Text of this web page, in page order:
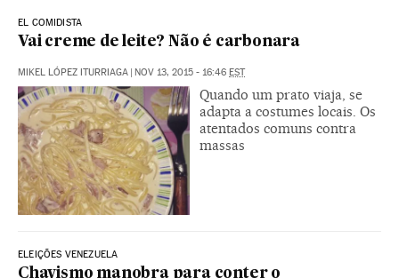
EL COMIDISTA
Vai creme de leite? Não é carbonara
MIKEL LÓPEZ ITURRIAGA | NOV 13, 2015 - 16:46 EST
Quando um prato viaja, se
adapta a costumes locais. Os
atentados comuns contra
massas
ELEIÇÕES VENEZUELA
Chavismo manobra para conter o